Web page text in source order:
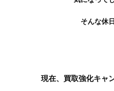
そんな休
現在、買取強化キャ